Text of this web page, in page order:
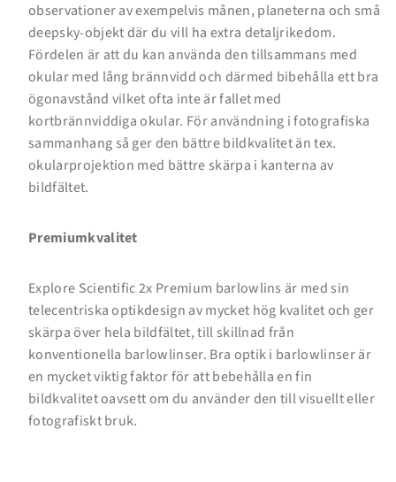
observationer av exempelvis månen, planeterna och små
deepsky-objekt där du vill ha extra detaljrikedom.
Fördelen är att du kan använda den tillsammans med
okular med lång brännvidd och därmed bibehålla ett bra
ögonavstånd vilket ofta inte är fallet med
kortbrännviddiga okular. För användning i fotografiska
sammanhang så ger den bättre bildkvalitet än tex.
okularprojektion med bättre skärpa i kanterna av
bildfältet.
Premiumkvalitet
Explore Scientific 2x Premium barlowlins är med sin
telecentriska optikdesign av mycket hög kvalitet och ger
skärpa över hela bildfältet, till skillnad från
konventionella barlowlinser. Bra optik i barlowlinser är
en mycket viktig faktor för att bebehålla en fin
bildkvalitet oavsett om du använder den till visuellt eller
fotografiskt bruk.
Inloggning krävs
Logga in på ditt konto för att lägga till produkter i
din önskelista och se dina tidigare sparade artiklar.